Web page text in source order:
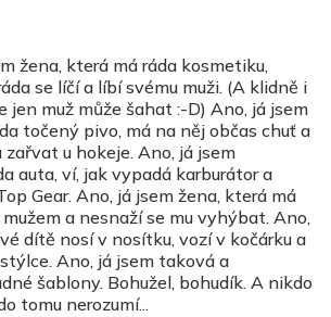
žena, která má ráda kosmetiku,
se líčí a líbí svému muži. (A klidně i
jen muž může šahat :-D) Ano, já jsem
točený pivo, má na něj občas chuť a
u hokeje. Ano, já jsem
auta, ví, jak vypadá karburátor a
Gear. Ano, já jsem žena, která má
a nesnaží se mu vyhýbat. Ano,
dítě nosí v nosítku, vozí v kočárku a
Ano, já jsem taková a
šablony. Bohužel, bohudík. A nikdo
tomu nerozumí...